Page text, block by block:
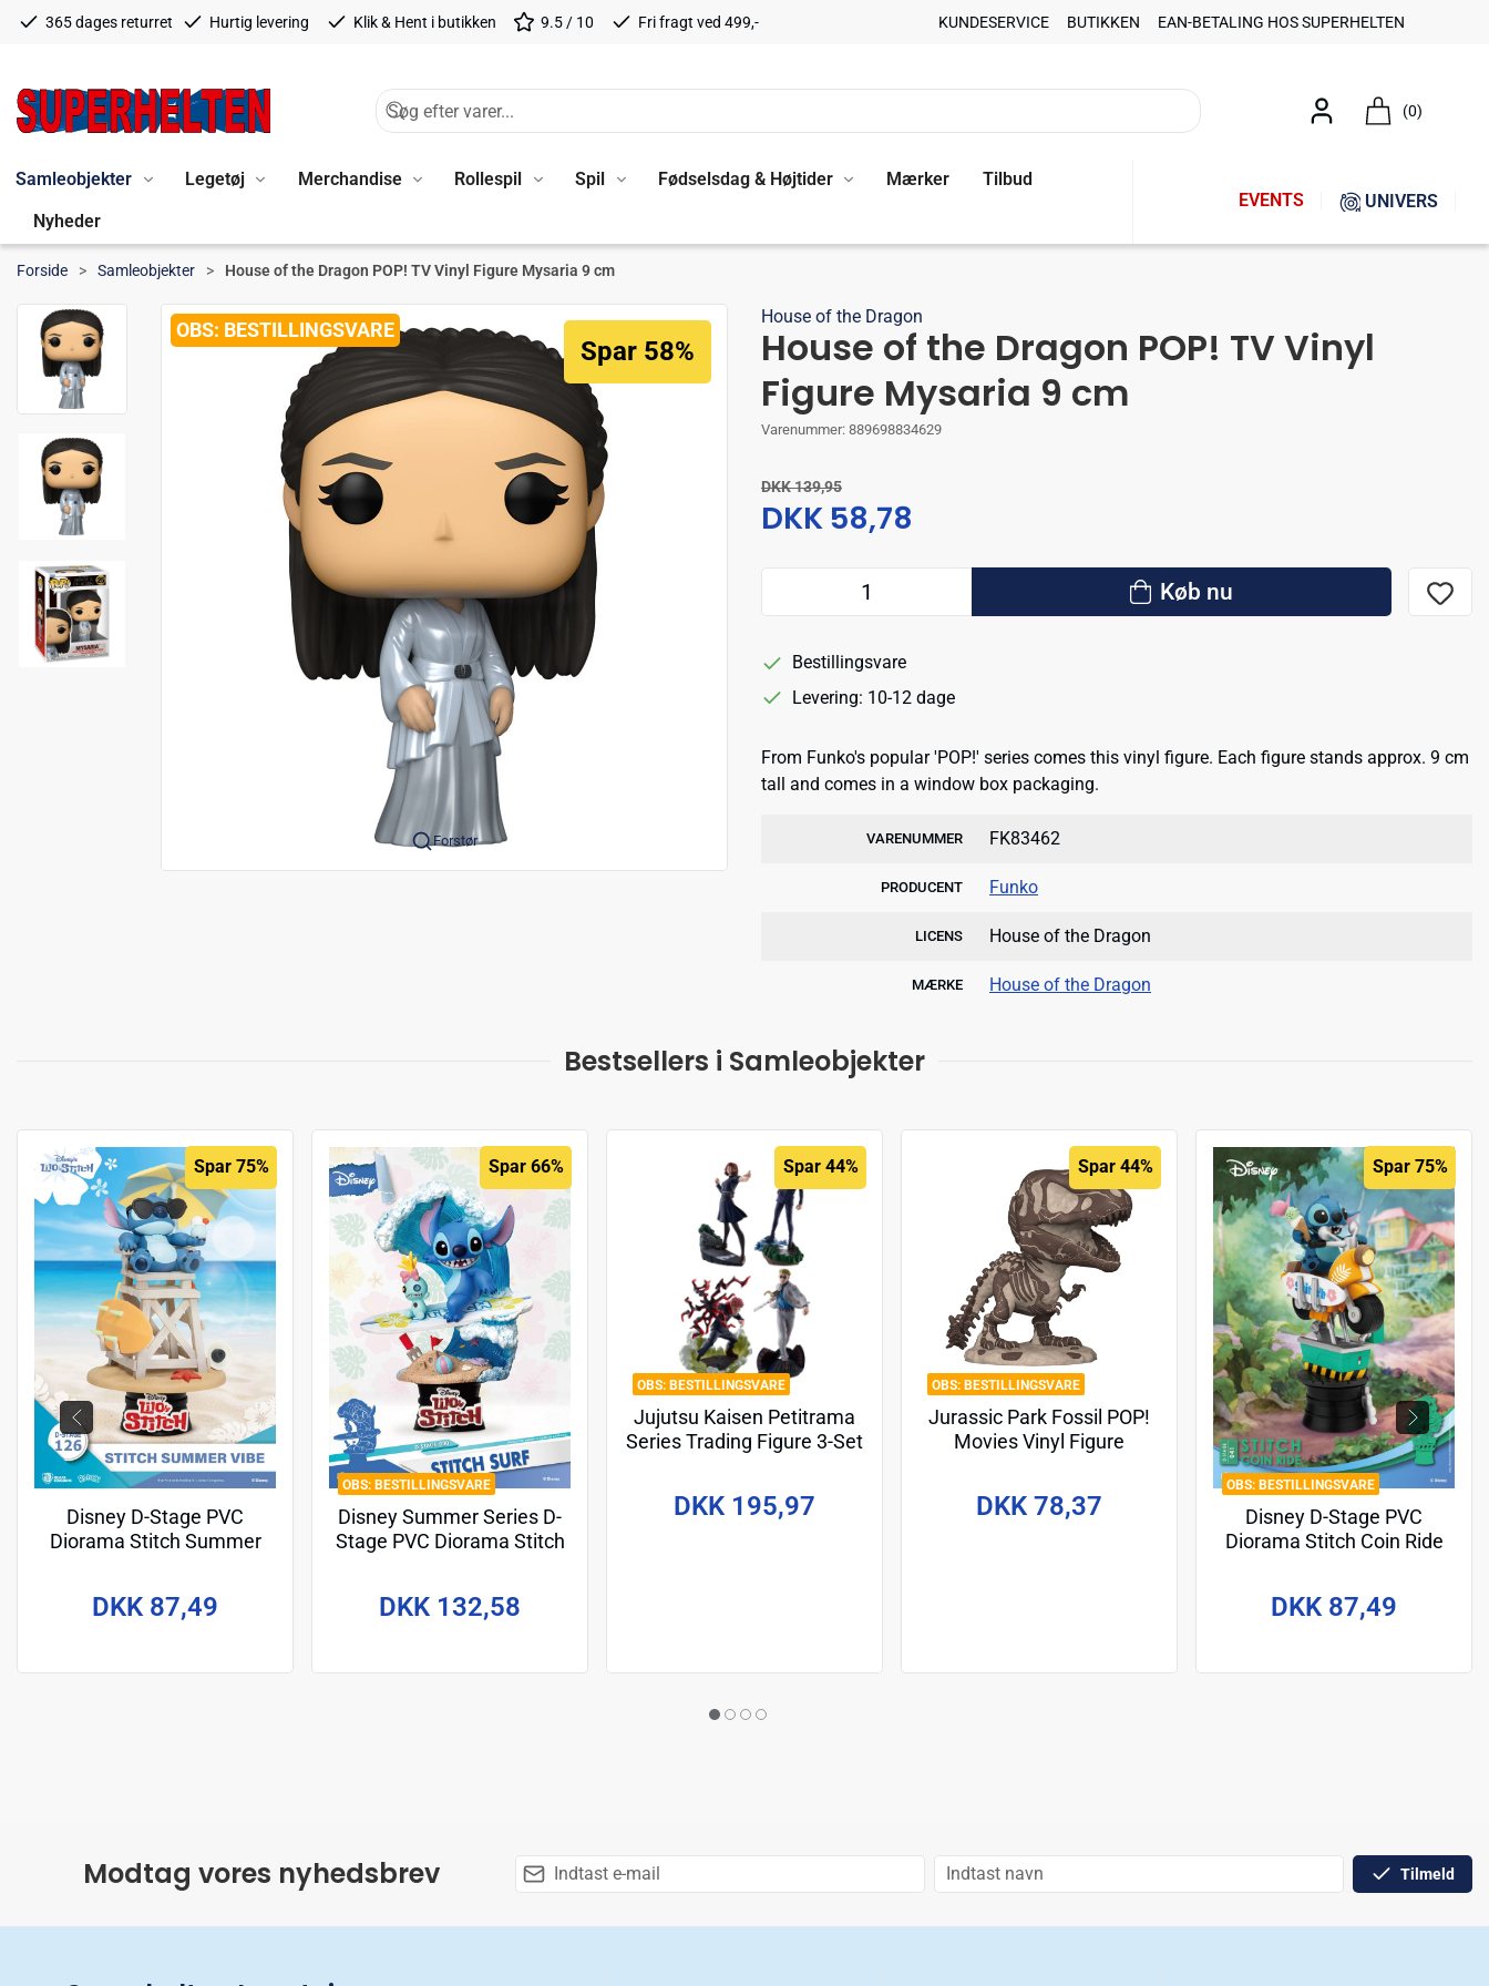
365 dages returret Hurtig levering Klik & Hent i butikken 9.5 / 10 Fri fragt ved 499,- KUNDESERVICE BUTIKKEN EAN-BETALING HOS SUPERHELTEN
(0)
Samleobjekter Legetøj Merchandise Rollespil Spil Fødselsdag & Højtider Mærker
Tilbud
Nyheder
EVENTS UNIVERS
Forside Samleobjekter House of the Dragon POP! TV Vinyl Figure Mysaria 9 cm
BESTILLINGSVARE
Forstør
Spar 58%
House of the Dragon
House of the Dragon POP! TV Vinyl
Figure Mysaria 9 cm
Varenummer: 889698834629
DKK 139,95
DKK 58,78
Køb nu
Bestillingsvare
Levering: 10-12 dage
From Funko's popular 'POP!' series comes this vinyl figure. Each figure stands approx. 9 cm
tall and comes in a window box packaging.
VARENUMMER FK83462
PRODUCENT Funko
LICENS House of the Dragon
MÆRKE House of the Dragon
Bestsellers i Samleobjekter
Spar 75%
Disney D-Stage PVC
Diorama Stitch Summer
DKK 87,49
BESTILLINGSVARE
Spar 66%
Disney Summer Series D-
Stage PVC Diorama Stitch
DKK 132,58
BESTILLINGSVARE
Spar 44%
Jujutsu Kaisen Petitrama
Series Trading Figure 3-Set
DKK 195,97
BESTILLINGSVARE
Spar 44%
Jurassic Park Fossil POP!
Movies Vinyl Figure
DKK 78,37
BESTILLINGSVARE
Spar 75%
Disney D-Stage PVC
Diorama Stitch Coin Ride
DKK 87,49
Modtag vores nyhedsbrev Tilmeld